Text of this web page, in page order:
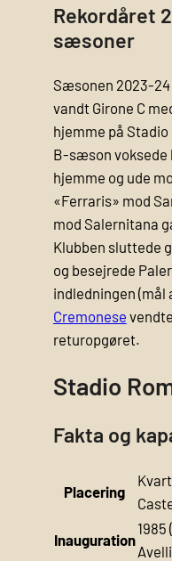
Rekordåret
sæsoner
Sæsonen 2023-
vandt Girone C
hjemme på
B-sæson voksede
hjemme og ude
«Ferraris» mod
mod Salernitana
Klubben sluttede
og besejrede
indledningen (mål
Cremonese
returopgøret.
Stadio
Fakta og
Placering
Inauguration